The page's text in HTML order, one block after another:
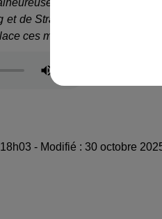
il devait y
et de Strasbourg. C'est aussi
ces mesures de prévention.
- Modifié : 30 octobre